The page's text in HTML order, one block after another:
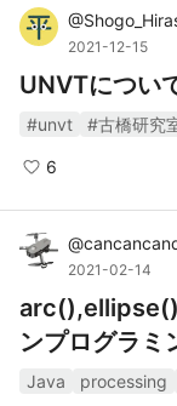
@
2021-12-15
UNVTについ
#unvt #古橋研究
6
@
2021-02-14
ンプログラミ
Java processing